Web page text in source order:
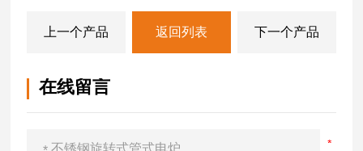
上一个产品 返回列表 下一个产品
在线留言